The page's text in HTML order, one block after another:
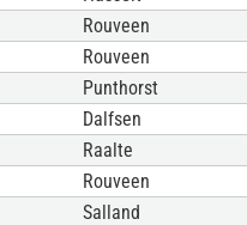
Rouveen
Rouveen
Punthorst
Dalfsen
Raalte
Rouveen
Salland